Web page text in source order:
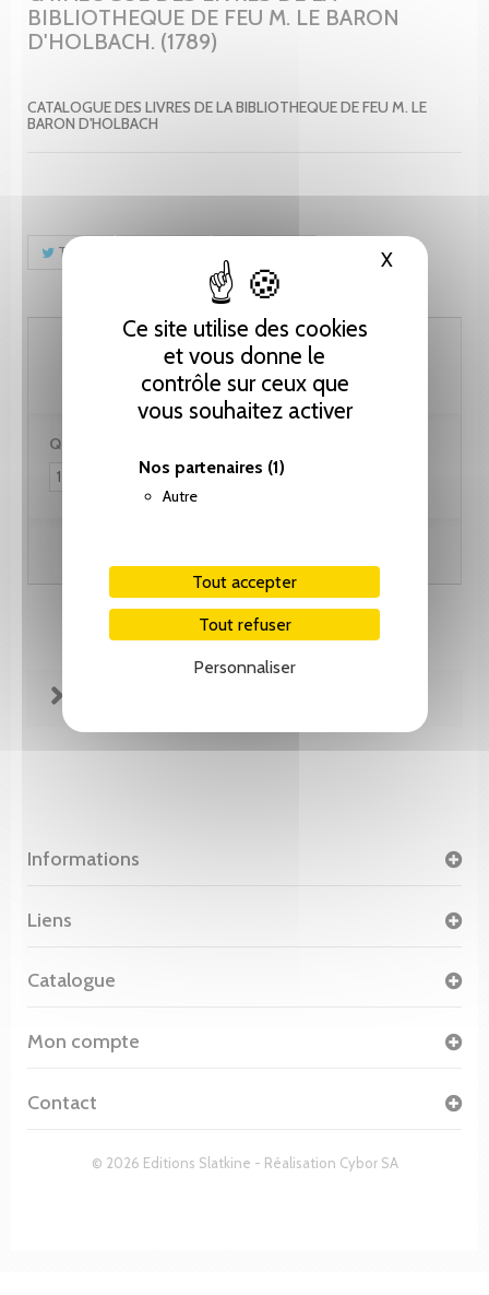
Ce site utilise des cookies
et vous donne le
contrôle sur ceux que
vous souhaitez activer
Nos partenaires (1)
Autre
Tout accepter
Tout refuser
Personnaliser
XMasquer
BIBLIOTHEQUE DE FEU M. LE BARON
D'HOLBACH. (1789)
CATALOGUE DES LIVRES DE LA BIBLIOTHEQUE DE FEU M. LE
BARON D'HOLBACH
Tweet
61.55 CHF
Quantité :
Informations
© 2026 Editions Slatkine - Réalisation Cybor SA
Liens
Catalogue
Mon compte
Contact